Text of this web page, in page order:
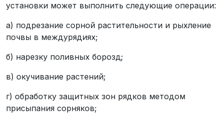
установки может выполнить следующие операции:
а) подрезание сорной растительности и рыхление
почвы в междурядиях;
б) нарезку поливных борозд;
в) окучивание растений;
г) обработку защитных зон рядков методом
присыпания сорняков;